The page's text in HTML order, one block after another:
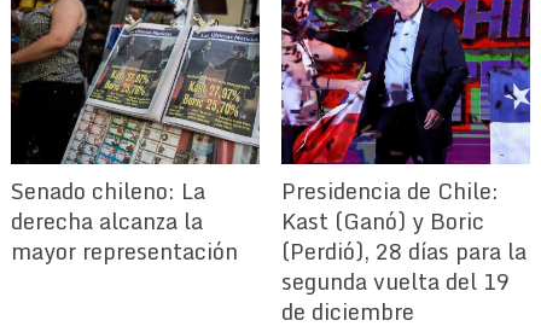
Senado chileno: La
derecha alcanza la
mayor representación
Presidencia de Chile:
Kast (Ganó) y Boric
(Perdió), 28 días para la
segunda vuelta del 19
de diciembre